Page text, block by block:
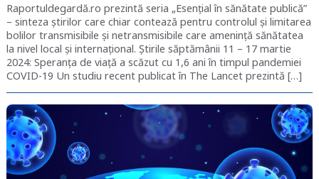
Raportuldegardă.ro prezintă seria „Esențial în sănătate publică”
– sinteza știrilor care chiar contează pentru controlul și limitarea
bolilor transmisibile și netransmisibile care amenință sănătatea
la nivel local și internațional. Știrile săptămânii 11 – 17 martie
2024: Speranța de viață a scăzut cu 1,6 ani în timpul pandemiei
COVID-19 Un studiu recent publicat în The Lancet prezintă […]